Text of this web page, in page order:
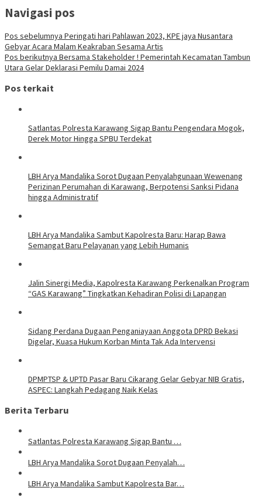
Navigasi pos
Pos sebelumnya Peringati hari Pahlawan 2023, KPE jaya Nusantara
Gebyar Acara Malam Keakraban Sesama Artis
Pos berikutnya Bersama Stakeholder ! Pemerintah Kecamatan Tambun
Utara Gelar Deklarasi Pemilu Damai 2024
Pos terkait
Satlantas Polresta Karawang Sigap Bantu Pengendara Mogok,
Derek Motor Hingga SPBU Terdekat
LBH Arya Mandalika Sorot Dugaan Penyalahgunaan Wewenang
Perizinan Perumahan di Karawang, Berpotensi Sanksi Pidana
hingga Administratif
LBH Arya Mandalika Sambut Kapolresta Baru: Harap Bawa
Semangat Baru Pelayanan yang Lebih Humanis
Jalin Sinergi Media, Kapolresta Karawang Perkenalkan Program
“GAS Karawang” Tingkatkan Kehadiran Polisi di Lapangan
Sidang Perdana Dugaan Penganiayaan Anggota DPRD Bekasi
Digelar, Kuasa Hukum Korban Minta Tak Ada Intervensi
DPMPTSP & UPTD Pasar Baru Cikarang Gelar Gebyar NIB Gratis,
ASPEC: Langkah Pedagang Naik Kelas
Berita Terbaru
Satlantas Polresta Karawang Sigap Bantu …
LBH Arya Mandalika Sorot Dugaan Penyalah…
LBH Arya Mandalika Sambut Kapolresta Bar…